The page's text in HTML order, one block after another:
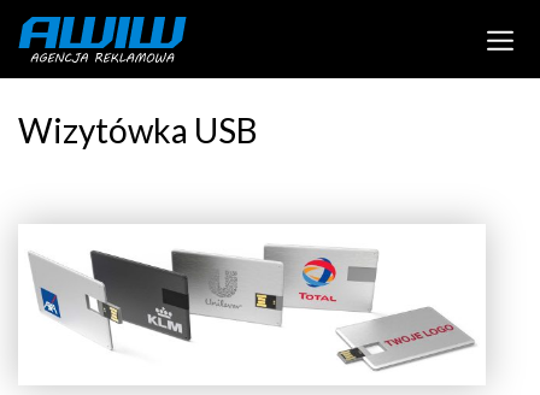
Wizytówka USB